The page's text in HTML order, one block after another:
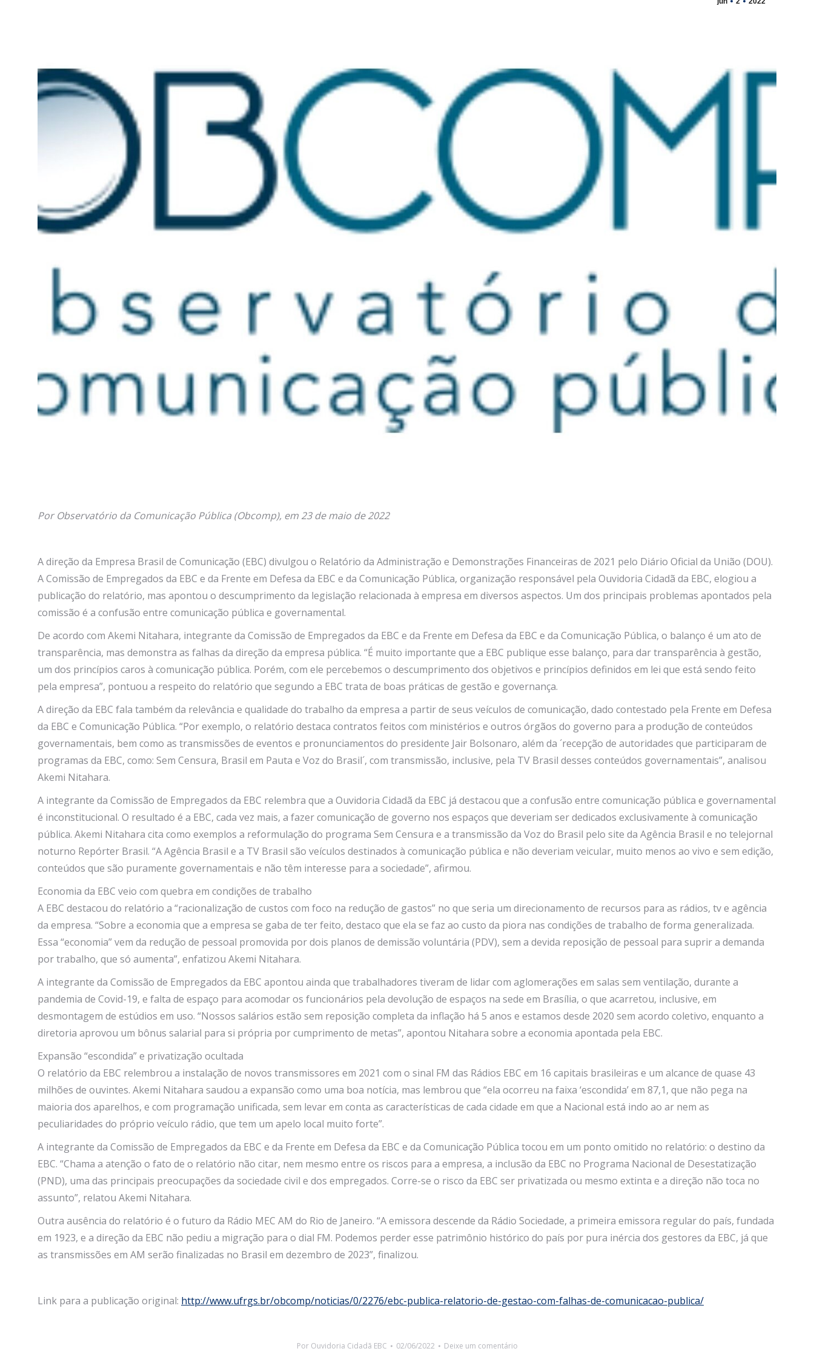
Por Observatório da Comunicação Pública (Obcomp), em 23 de maio de 2022
A direção da Empresa Brasil de Comunicação (EBC) divulgou o Relatório da Administração e Demonstrações Financeiras de 2021 pelo Diário Oficial da União (DOU).
A Comissão de Empregados da EBC e da Frente em Defesa da EBC e da Comunicação Pública, organização responsável pela Ouvidoria Cidadã da EBC, elogiou a
publicação do relatório, mas apontou o descumprimento da legislação relacionada à empresa em diversos aspectos. Um dos principais problemas apontados pela
comissão é a confusão entre comunicação pública e governamental.
De acordo com Akemi Nitahara, integrante da Comissão de Empregados da EBC e da Frente em Defesa da EBC e da Comunicação Pública, o balanço é um ato de
transparência, mas demonstra as falhas da direção da empresa pública. “É muito importante que a EBC publique esse balanço, para dar transparência à gestão,
um dos princípios caros à comunicação pública. Porém, com ele percebemos o descumprimento dos objetivos e princípios definidos em lei que está sendo feito
pela empresa”, pontuou a respeito do relatório que segundo a EBC trata de boas práticas de gestão e governança.
A direção da EBC fala também da relevância e qualidade do trabalho da empresa a partir de seus veículos de comunicação, dado contestado pela Frente em Defesa
da EBC e Comunicação Pública. “Por exemplo, o relatório destaca contratos feitos com ministérios e outros órgãos do governo para a produção de conteúdos
governamentais, bem como as transmissões de eventos e pronunciamentos do presidente Jair Bolsonaro, além da ´recepção de autoridades que participaram de
programas da EBC, como: Sem Censura, Brasil em Pauta e Voz do Brasil´, com transmissão, inclusive, pela TV Brasil desses conteúdos governamentais”, analisou
Akemi Nitahara.
A integrante da Comissão de Empregados da EBC relembra que a Ouvidoria Cidadã da EBC já destacou que a confusão entre comunicação pública e governamental
é inconstitucional. O resultado é a EBC, cada vez mais, a fazer comunicação de governo nos espaços que deveriam ser dedicados exclusivamente à comunicação
pública. Akemi Nitahara cita como exemplos a reformulação do programa Sem Censura e a transmissão da Voz do Brasil pelo site da Agência Brasil e no telejornal
noturno Repórter Brasil. “A Agência Brasil e a TV Brasil são veículos destinados à comunicação pública e não deveriam veicular, muito menos ao vivo e sem edição,
conteúdos que são puramente governamentais e não têm interesse para a sociedade”, afirmou.
Economia da EBC veio com quebra em condições de trabalho
A EBC destacou do relatório a “racionalização de custos com foco na redução de gastos” no que seria um direcionamento de recursos para as rádios, tv e agência
da empresa. “Sobre a economia que a empresa se gaba de ter feito, destaco que ela se faz ao custo da piora nas condições de trabalho de forma generalizada.
Essa “economia” vem da redução de pessoal promovida por dois planos de demissão voluntária (PDV), sem a devida reposição de pessoal para suprir a demanda
por trabalho, que só aumenta”, enfatizou Akemi Nitahara.
A integrante da Comissão de Empregados da EBC apontou ainda que trabalhadores tiveram de lidar com aglomerações em salas sem ventilação, durante a
pandemia de Covid-19, e falta de espaço para acomodar os funcionários pela devolução de espaços na sede em Brasília, o que acarretou, inclusive, em
desmontagem de estúdios em uso. “Nossos salários estão sem reposição completa da inflação há 5 anos e estamos desde 2020 sem acordo coletivo, enquanto a
diretoria aprovou um bônus salarial para si própria por cumprimento de metas”, apontou Nitahara sobre a economia apontada pela EBC.
Expansão “escondida” e privatização ocultada
O relatório da EBC relembrou a instalação de novos transmissores em 2021 com o sinal FM das Rádios EBC em 16 capitais brasileiras e um alcance de quase 43
milhões de ouvintes. Akemi Nitahara saudou a expansão como uma boa notícia, mas lembrou que “ela ocorreu na faixa ‘escondida’ em 87,1, que não pega na
maioria dos aparelhos, e com programação unificada, sem levar em conta as características de cada cidade em que a Nacional está indo ao ar nem as
peculiaridades do próprio veículo rádio, que tem um apelo local muito forte”.
A integrante da Comissão de Empregados da EBC e da Frente em Defesa da EBC e da Comunicação Pública tocou em um ponto omitido no relatório: o destino da
EBC. “Chama a atenção o fato de o relatório não citar, nem mesmo entre os riscos para a empresa, a inclusão da EBC no Programa Nacional de Desestatização
(PND), uma das principais preocupações da sociedade civil e dos empregados. Corre-se o risco da EBC ser privatizada ou mesmo extinta e a direção não toca no
assunto”, relatou Akemi Nitahara.
Outra ausência do relatório é o futuro da Rádio MEC AM do Rio de Janeiro. “A emissora descende da Rádio Sociedade, a primeira emissora regular do país, fundada
em 1923, e a direção da EBC não pediu a migração para o dial FM. Podemos perder esse patrimônio histórico do país por pura inércia dos gestores da EBC, já que
as transmissões em AM serão finalizadas no Brasil em dezembro de 2023”, finalizou.
Link para a publicação original: http://www.ufrgs.br/obcomp/noticias/0/2276/ebc-publica-relatorio-de-gestao-com-falhas-de-comunicacao-publica/
Por Ouvidoria Cidadã EBC 02/06/2022 Deixe um comentário